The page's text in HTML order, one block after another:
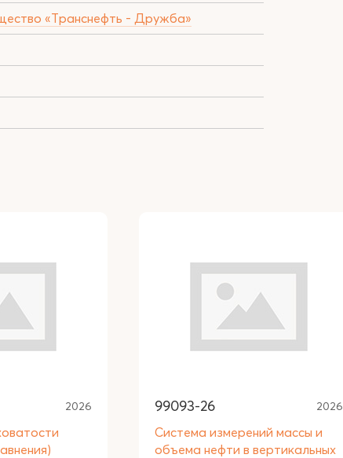
«Транснефть - Дружба»
2026 99093-26 2026
Система измерений массы и
объема нефти в вертикальных